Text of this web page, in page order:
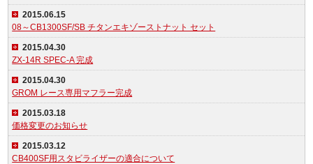
2015.06.15
08～CB1300SF/SB チタンエキゾーストナット セット
2015.04.30
ZX-14R SPEC-A 完成
2015.04.30
GROM レース専用マフラー完成
2015.03.18
価格変更のお知らせ
2015.03.12
CB400SF用スタビライザーの適合について